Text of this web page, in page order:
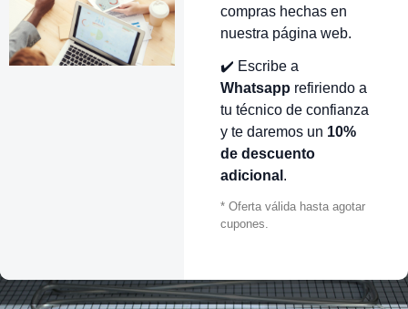
compras hechas en
nuestra página web.
✔️ Escribe a
Whatsapp refiriendo a
tu técnico de confianza
y te daremos un 10%
de descuento
adicional .
* Oferta válida hasta agotar
cupones.